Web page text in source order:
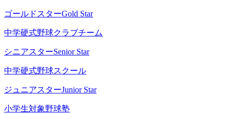
ゴールドスターGold Star
中学硬式野球クラブチーム
シニアスターSenior Star
中学硬式野球スクール
ジュニアスターJunior Star
小学生対象野球塾